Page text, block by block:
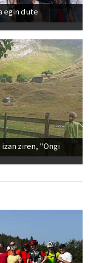
egin dute
ziren, "Ongi